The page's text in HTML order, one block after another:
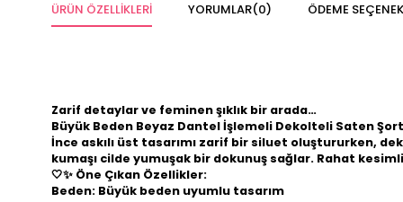
ÜRÜN ÖZELLIKLERI YORUMLAR(0) ÖDEME
Zarif detaylar ve feminen şıklık bir arada…
Büyük Beden Beyaz Dantel İşlemeli Dekolteli Saten
İnce askılı üst tasarımı zarif bir siluet oluştururken,
kumaşı cilde yumuşak bir dokunuş sağlar. Rahat
🤍✨ Öne Çıkan Özellikler:
Beden: Büyük beden uyumlu tasarım